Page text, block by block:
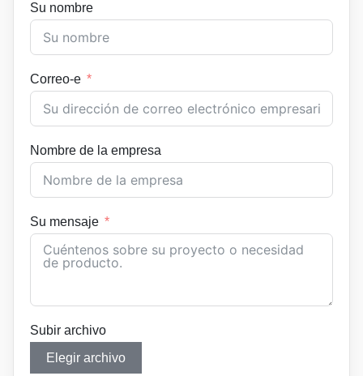
Su nombre
Correo-e
Nombre de la empresa
Su mensaje
Subir archivo
Elegir archivo